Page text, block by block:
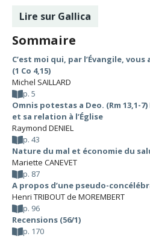
Lire sur Gallica
Sommaire
C’est moi qui, par l’Évangile,
(1 Co 4,15)
Michel SAILLARD
p. 5
Omnis potestas a Deo. (Rm 13,1-
et sa relation à l’Église
Raymond DENIEL
p. 43
Nature du mal et économie du
Mariette CANEVET
p. 87
A propos d’une pseudo-
Henri TRIBOUT de MOREMBERT
p. 96
Recensions (56/1)
p. 170